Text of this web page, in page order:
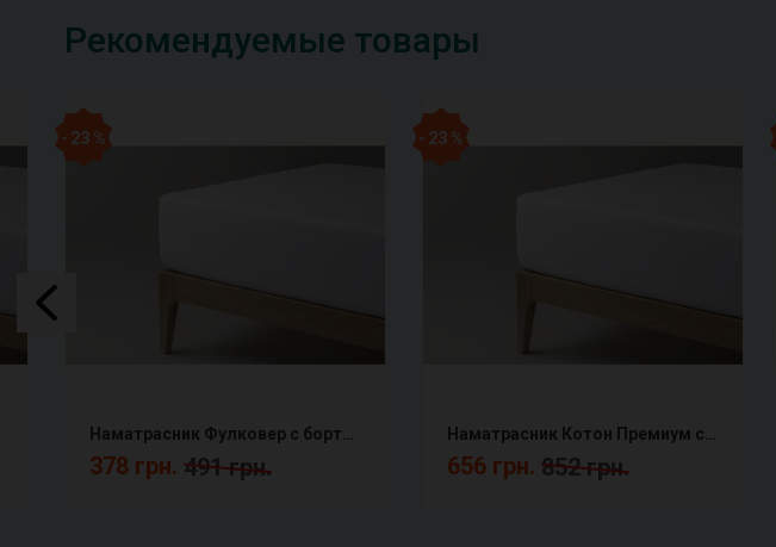
Рекомендуемые товары
- 23 %
378 грн. 491 грн.
- 23 %
656 грн. 852 грн.